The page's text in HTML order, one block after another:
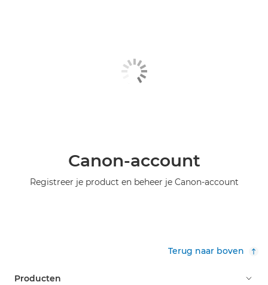
Canon-account
Registreer je product en beheer je Canon-account
Terug naar boven
Producten